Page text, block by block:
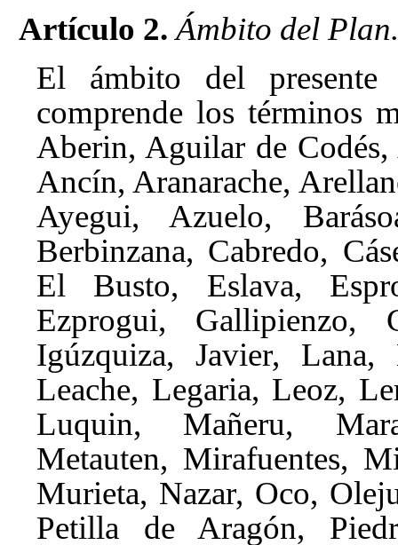
Artículo 2. Ámbito del Plan.
El ámbito del presente
comprende los términos
Aberin, Aguilar de
Ancín, Aranarache,
Ayegui, Azuelo,
Berbinzana, Cabredo,
El Busto, Eslava,
Ezprogui, Gallipienzo,
Igúzquiza, Javier, Lana,
Leache, Legaria, Leoz,
Luquin, Mañeru,
Metauten, Mirafuentes,
Murieta, Nazar, Oco,
Petilla de Aragón,